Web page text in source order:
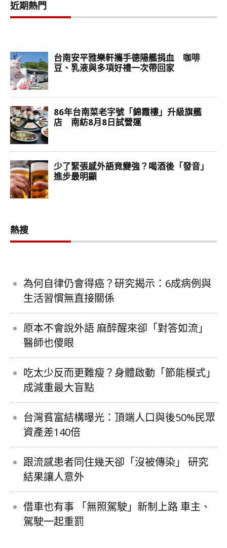
近期熱門
熱搜
為何自律仍會得癌？研究揭示：6成病例與
生活習慣無直接關係
原本不會說外語 麻醉醒來卻「對答如流」
醫師也傻眼
吃太少反而更難瘦？身體啟動「節能模式」
成減重最大盲點
台灣貧富結構曝光：頂端人口與後50%民眾
資產差140倍
跟流感患者同住幾天卻「沒被傳染」 研究
結果讓人意外
借車也有事 「無照駕駛」新制上路 車主、
駕駛一起重罰